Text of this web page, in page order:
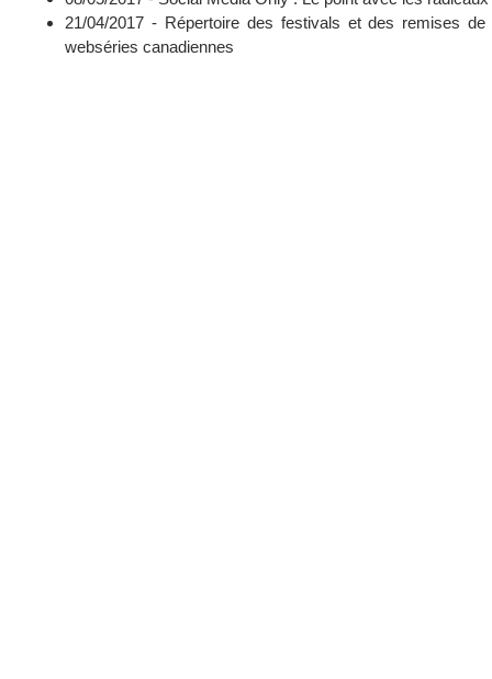
21/04/2017 - Répertoire des festivals et des remises de
webséries canadiennes